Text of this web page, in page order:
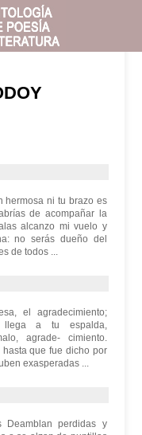
hermosa ni tu brazo es
de acompañar la
alcanzo mi vuelo y
no serás dueño del
de todos ...
el agradecimiento;
llega a tu espalda,
agrade- cimiento.
que fue dicho por
exasperadas ...
Deamblan perdidas y